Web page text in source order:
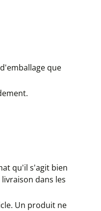
que
qu'il s'agit bien
dans les
Un produit ne